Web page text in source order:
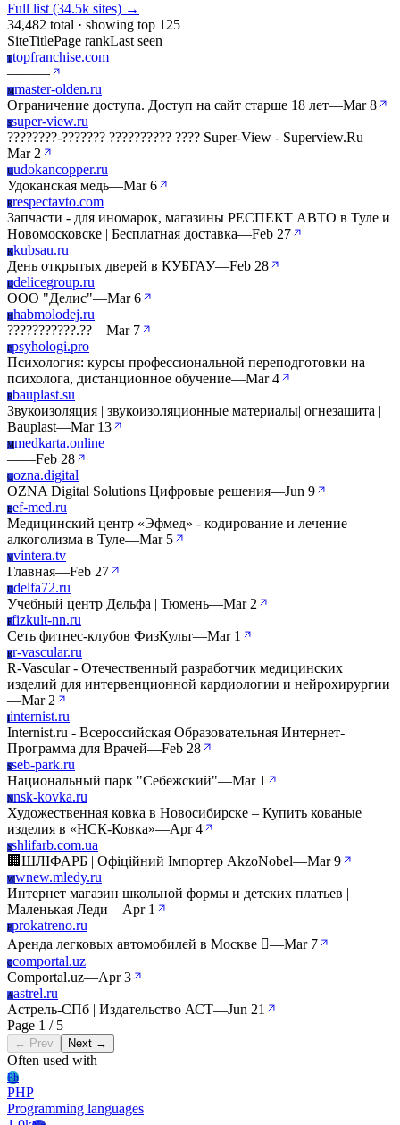
Full list (34.5k sites) →
34,482 total · showing top 125
SiteTitlePage rankLast seen
Ttopfranchise.com
———
Mmaster-olden.ru
Ограничение доступа. Доступ на сайт старше 18 лет—Mar 8
Ssuper-view.ru
????????-??????? ?????????? ???? Super-View - Superview.Ru—
Mar 2
Uudokancopper.ru
Удоканская медь—Mar 6
Rrespectavto.com
Запчасти - для иномарок, магазины РЕСПЕКТ АВТО в Туле и
Новомосковске | Бесплатная доставка—Feb 27
Kkubsau.ru
День открытых дверей в КУБГАУ—Feb 28
Ddelicegroup.ru
ООО "Делис"—Mar 6
Hhabmolodej.ru
???????????.??—Mar 7
Ppsyhologi.pro
Психология: курсы профессиональной переподготовки на
психолога, дистанционное обучение—Mar 4
Bbauplast.su
Звукоизоляция | звукоизоляционные материалы| огнезащита |
Bauplast—Mar 13
Mmedkarta.online
——Feb 28
Oozna.digital
OZNA Digital Solutions Цифровые решения—Jun 9
Eef-med.ru
Медицинский центр «Эфмед» - кодирование и лечение
алкоголизма в Туле—Mar 5
Vvintera.tv
Главная—Feb 27
Ddelfa72.ru
Учебный центр Дельфа | Тюмень—Mar 2
Ffizkult-nn.ru
Сеть фитнес-клубов ФизКульт—Mar 1
Rr-vascular.ru
R-Vascular - Отечественный разработчик медицинских
изделий для интервенционной кардиологии и нейрохирургии
—Mar 2
Iinternist.ru
Internist.ru - Всероссийская Образовательная Интернет-
Программа для Врачей—Feb 28
Sseb-park.ru
Национальный парк "Себежский"—Mar 1
Nnsk-kovka.ru
Художественная ковка в Новосибирске – Купить кованые
изделия в «НСК-Ковка»—Apr 4
Sshlifarb.com.ua
🏢ШЛІФАРБ | Офіційний Імпортер AkzoNobel—Mar 9
Wwnew.mledy.ru
Интернет магазин школьной формы и детских платьев |
Маленькая Леди—Apr 1
Pprokatreno.ru
Аренда легковых автомобилей в Москве —Mar 7
Ccomportal.uz
Comportal.uz—Apr 3
Aastrel.ru
Астрель-СПб | Издательство АСТ—Jun 21
Page 1 / 5
← Prev Next →
Often used with
Ph
PHP
Programming languages